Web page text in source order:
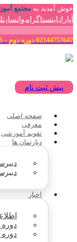
خوش آمدید به مجتمع
آپاراتاینستاگرامواتساپ
02144757647 دوره دوم - 02144925903 دوره اول
پیش ثبت نام
صفحه اصلی
معرفی
تقویم آموزشی
دپارتمان ها
اخبار